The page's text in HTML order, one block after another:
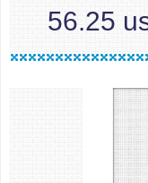
56.25